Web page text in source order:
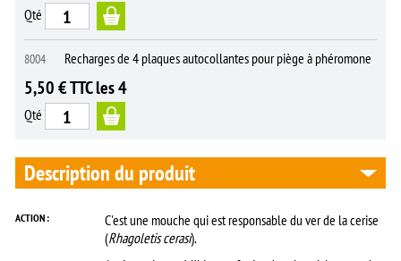
Qté
8004 Recharges de 4 plaques autocollantes pour piège à phéromone
5,50 € TTC les 4
Qté
Description du produit
ACTION :
C'est une mouche qui est responsable du ver de la cerise
(Rhagoletis cerasi).